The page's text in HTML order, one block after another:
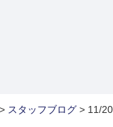
> スタッフブログ > 11/